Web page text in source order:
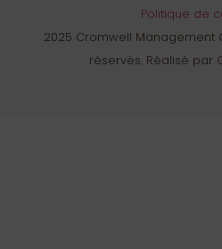
Politique de
2025 Cromwell Management
réservés. Réalisé par